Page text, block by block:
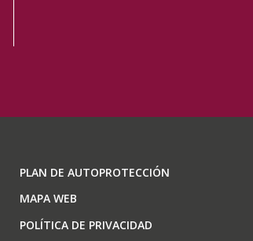
Footer
menu
PLAN DE AUTOPROTECCIÓN
MAPA WEB
POLÍTICA DE PRIVACIDAD